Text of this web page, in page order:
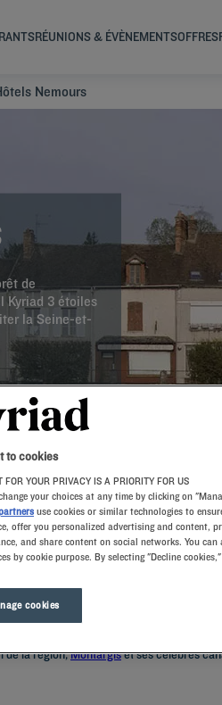
RÉUNIONS & ÉVÈNEMENTSOFFRES
Nemours
de
Kyriad 3 étoiles
la Seine-et-
Des chambres dotées
régaleront de buffets à volonté et de
communes voisines. À
de la région,Montargiset ses célèbres
to cookies
FOR YOUR PRIVACY IS A PRIORITY FOR US
your choices at any time by clicking on
use cookies or similar technologies to
offer you personalized advertising and content,
and share content on social networks. You
by cookie purpose. By selecting "Decline
cookies